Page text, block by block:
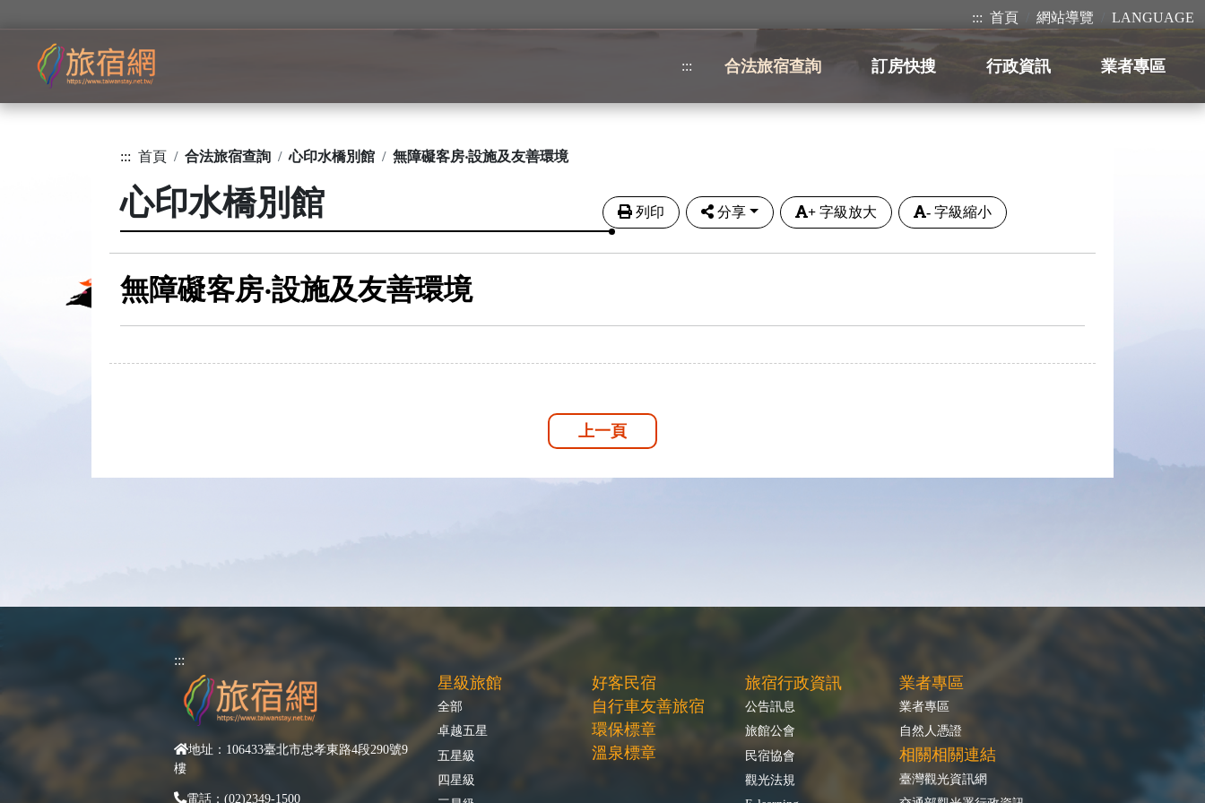
::: 首頁 網站導覽 LANGUAGE
::: 合法旅宿查詢 訂房快搜 行政資訊 業者專區
::: 首頁 合法旅宿查詢 心印水橋別館 無障礙客房‧設施及友善環境
心印水橋別館 列印 分享 + 字級放大 - 字級縮小
無障礙客房‧設施及友善環境
上一頁
:::
地址：106433臺北市忠孝東路4段290號9
樓
電話：(02)2349-1500
星級旅館
全部
卓越五星
五星級
四星級
好客民宿
自行車友善旅宿
環保標章
溫泉標章
旅宿行政資訊
公告訊息
旅館公會
民宿協會
觀光法規
業者專區
業者專區
自然人憑證
相關相關連結
臺灣觀光資訊網